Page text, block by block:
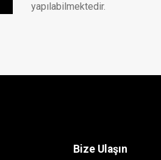
yapılabilmektedir.
Bize Ulaşın